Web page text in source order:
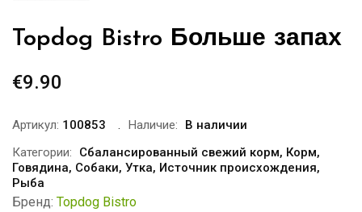
Topdog Bistro Больше запах
€9.90
Артикул: 100853 Наличие:
В наличии
Категории:
Сбалансированный свежий корм, Корм,
Говядина, Собаки, Утка, Источник происхождения,
Рыба
Бренд: Topdog Bistro